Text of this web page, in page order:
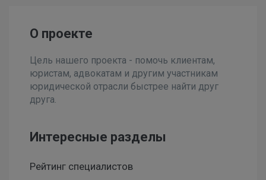
О проекте
Цель нашего проекта - помочь клиентам,
юристам, адвокатам и другим участникам
юридической отрасли быстрее найти друг
друга.
Интересные разделы
Рейтинг специалистов